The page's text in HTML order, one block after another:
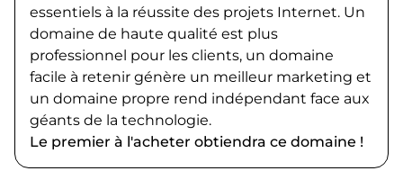
essentiels à la réussite des projets Internet. Un
domaine de haute qualité est plus
professionnel pour les clients, un domaine
facile à retenir génère un meilleur marketing et
un domaine propre rend indépendant face aux
géants de la technologie.
Le premier à l'acheter obtiendra ce domaine !